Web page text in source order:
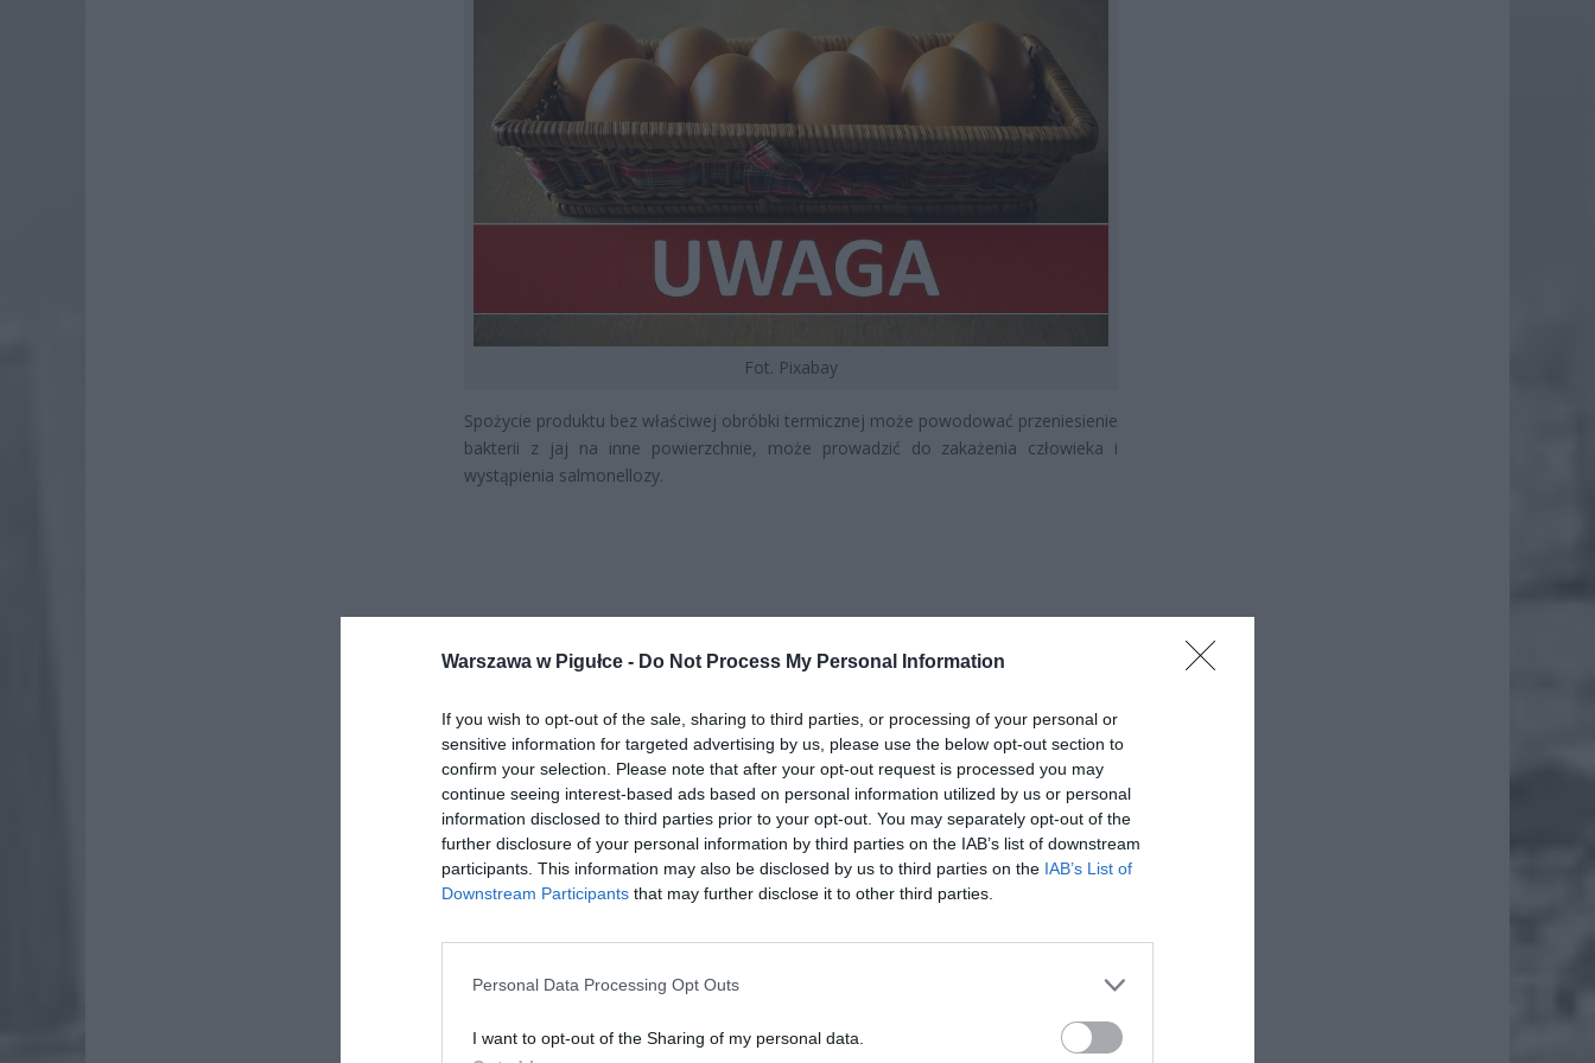
Warszawa w Pigułce - Do Not Process My Personal Information
If you wish to opt-out of the sale, sharing to third parties, or processing of your personal or
sensitive information for targeted advertising by us, please use the below opt-out section to
confirm your selection. Please note that after your opt-out request is processed you may
continue seeing interest-based ads based on personal information utilized by us or personal
information disclosed to third parties prior to your opt-out. You may separately opt-out of the
further disclosure of your personal information by third parties on the IAB’s list of downstream
participants. This information may also be disclosed by us to third parties on the IAB’s List of
Downstream Participants that may further disclose it to other third parties.
Personal Data Processing Opt Outs
I want to opt-out of the Sharing of my personal data.
Fot. Pixabay
Spożycie produktu bez właściwej obróbki termicznej może powodować przeniesienie
bakterii z jaj na inne powierzchnie, może prowadzić do zakażenia człowieka i
wystąpienia salmonellozy.
Lidl przecenił hit do kuchni. Air fryer tańszy aż o 150 zł, a to dopiero
początek
Pieniądze dla milionów polskich rodzin. ZUS wypłacił już 173 mln zł.